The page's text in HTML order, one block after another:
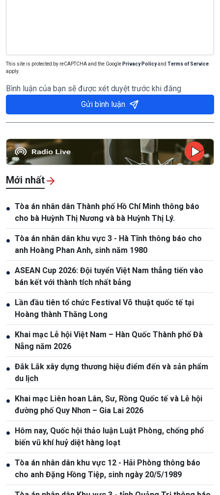
This site is protected by reCAPTCHA and the Google Privacy Policyand Terms of Service
apply.
Bình luận của bạn sẽ được xét duyệt trước khi đăng
Gửi bình luận
Mới nhất
● Tòa án nhân dân Thành phố Hồ Chí Minh thông báo
cho bà Huỳnh Thị Nương và bà Huỳnh Thị Lý.
● Tòa án nhân dân khu vực 3 - Hà Tĩnh thông báo cho
anh Hoàng Phan Anh, sinh năm 1980
● ASEAN Cup 2026: Đội tuyển Việt Nam thẳng tiến vào
bán kết với thành tích nhất bảng
● Lần đầu tiên tổ chức Festival Võ thuật quốc tế tại
Hoàng thành Thăng Long
● Khai mạc Lễ hội Việt Nam – Hàn Quốc Thành phố Đà
Nẵng năm 2026
● Đắk Lắk xây dựng thương hiệu điểm đến và sản phẩm
du lịch
● Khai mạc Liên hoan Lân, Sư, Rồng Quốc tế và Lễ hội
đường phố Quy Nhơn – Gia Lai 2026
● Hôm nay, Quốc hội thảo luận Luật Phòng, chống phổ
biến vũ khí huỷ diệt hàng loạt
● Tòa án nhân dân khu vực 12 - Hải Phòng thông báo
cho anh Đặng Hồng Tiệp, sinh ngày 20/5/1989